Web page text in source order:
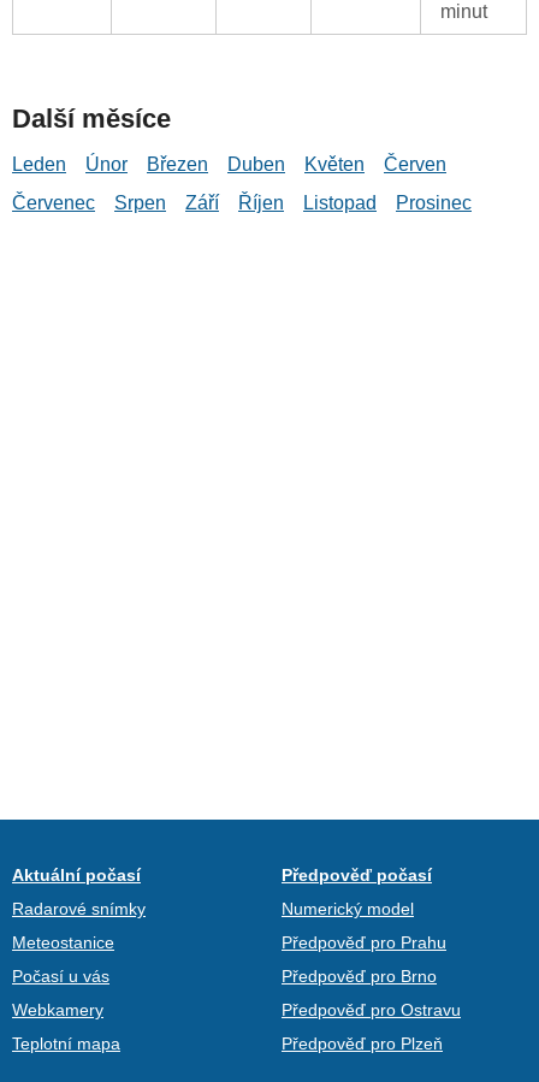
minut
Další měsíce
Leden Únor Březen Duben Květen
Červen
Červenec
Srpen Září Říjen Listopad Prosinec
Aktuální počasí
Radarové snímky
Meteostanice
Počasí u vás
Webkamery
Teplotní mapa
Předpověď počasí
Numerický model
Předpověď pro Prahu
Předpověď pro Brno
Předpověď pro Ostravu
Předpověď pro Plzeň